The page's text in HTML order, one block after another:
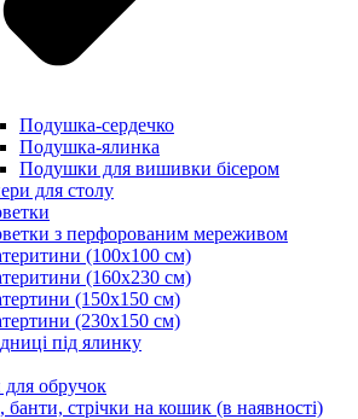
Подушка-сердечко
Подушка-ялинка
Подушки для вишивки бісером
для столу
з перфорованим мереживом
(100х100 см)
(160х230 см)
(150х150 см)
(230х150 см)
під ялинку
обручок
стрічки на кошик (в наявності)